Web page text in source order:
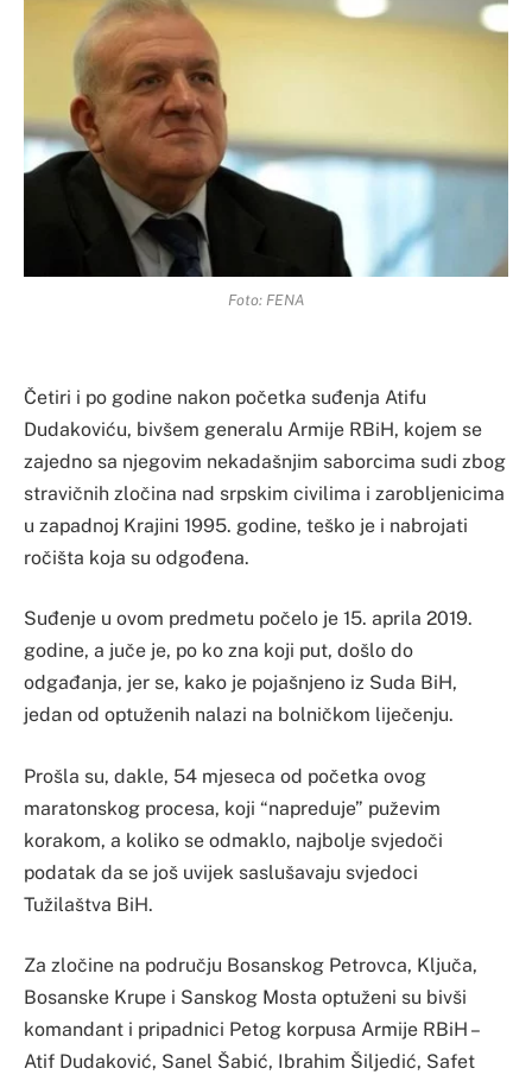
Foto: FENA
Četiri i po godine nakon početka suđenja Atifu
Dudakoviću, bivšem generalu Armije RBiH, kojem se
zajedno sa njegovim nekadašnjim saborcima sudi zbog
stravičnih zločina nad srpskim civilima i zarobljenicima
u zapadnoj Krajini 1995. godine, teško je i nabrojati
ročišta koja su odgođena.
Suđenje u ovom predmetu počelo je 15. aprila 2019.
godine, a juče je, po ko zna koji put, došlo do
odgađanja, jer se, kako je pojašnjeno iz Suda BiH,
jedan od optuženih nalazi na bolničkom liječenju.
Prošla su, dakle, 54 mjeseca od početka ovog
maratonskog procesa, koji “napreduje” puževim
korakom, a koliko se odmaklo, najbolje svjedoči
podatak da se još uvijek saslušavaju svjedoci
Tužilaštva BiH.
Za zločine na području Bosanskog Petrovca, Ključa,
Bosanske Krupe i Sanskog Mosta optuženi su bivši
komandant i pripadnici Petog korpusa Armije RBiH –
Atif Dudaković, Sanel Šabić, Ibrahim Šiljedić, Safet